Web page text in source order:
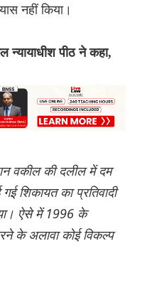
नहीं किया।
पीठ ने कहा,
वकील की दलील में दम
शिकायत का प्रतिवादी
ऐसे में 1996 के
के अलावा कोई विकल्प